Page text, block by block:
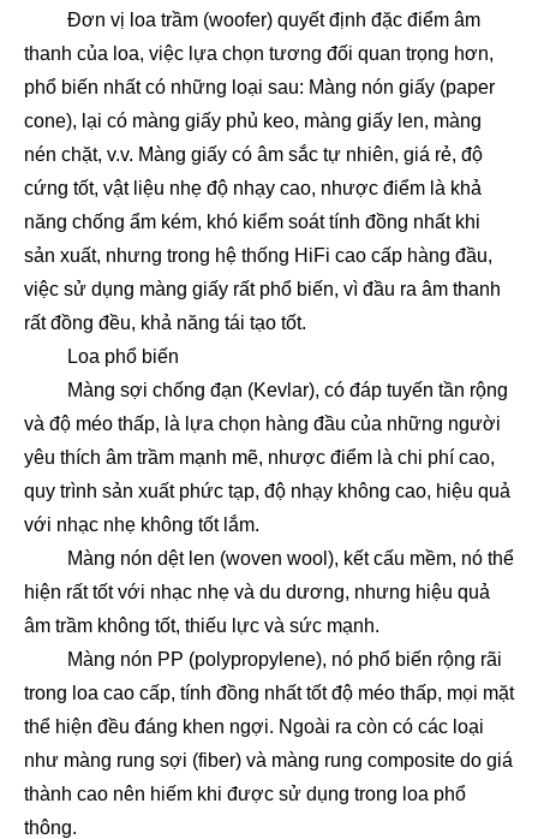
Đơn vị loa trầm (woofer) quyết định đặc điểm âm
thanh của loa, việc lựa chọn tương đối quan trọng hơn,
phổ biến nhất có những loại sau: Màng nón giấy (paper
cone), lại có màng giấy phủ keo, màng giấy len, màng
nén chặt, v.v. Màng giấy có âm sắc tự nhiên, giá rẻ, độ
cứng tốt, vật liệu nhẹ độ nhạy cao, nhược điểm là khả
năng chống ẩm kém, khó kiểm soát tính đồng nhất khi
sản xuất, nhưng trong hệ thống HiFi cao cấp hàng đầu,
việc sử dụng màng giấy rất phổ biến, vì đầu ra âm thanh
rất đồng đều, khả năng tái tạo tốt.
Loa phổ biến
Màng sợi chống đạn (Kevlar), có đáp tuyến tần rộng
và độ méo thấp, là lựa chọn hàng đầu của những người
yêu thích âm trầm mạnh mẽ, nhược điểm là chi phí cao,
quy trình sản xuất phức tạp, độ nhạy không cao, hiệu quả
với nhạc nhẹ không tốt lắm.
Màng nón dệt len (woven wool), kết cấu mềm, nó thể
hiện rất tốt với nhạc nhẹ và du dương, nhưng hiệu quả
âm trầm không tốt, thiếu lực và sức mạnh.
Màng nón PP (polypropylene), nó phổ biến rộng rãi
trong loa cao cấp, tính đồng nhất tốt độ méo thấp, mọi mặt
thể hiện đều đáng khen ngợi. Ngoài ra còn có các loại
như màng rung sợi (fiber) và màng rung composite do giá
thành cao nên hiếm khi được sử dụng trong loa phổ
thông.